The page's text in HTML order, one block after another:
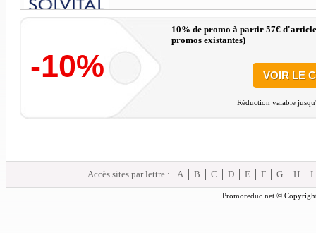
-10%
10% de promo à partir 57€
promos existantes)
VOIR LE
Réduction valable
Accès sites par lettre : A B C D E F G H I
Promoreduc.net ©